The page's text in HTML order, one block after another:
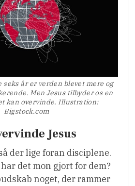
seks år er verden blevet mere og
Men Jesus tilbyder os en
kan overvinde. Illustration:
Bigstock.com
Jesus
der lige foran disciplene.
det mon gjort for dem?
noget, der rammer